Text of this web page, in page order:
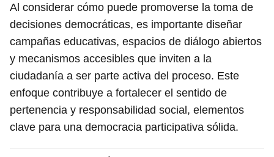
Al considerar cómo puede promoverse la toma de
decisiones democráticas, es importante diseñar
campañas educativas, espacios de diálogo abiertos
y mecanismos accesibles que inviten a la
ciudadanía a ser parte activa del proceso. Este
enfoque contribuye a fortalecer el sentido de
pertenencia y responsabilidad social, elementos
clave para una democracia participativa sólida.